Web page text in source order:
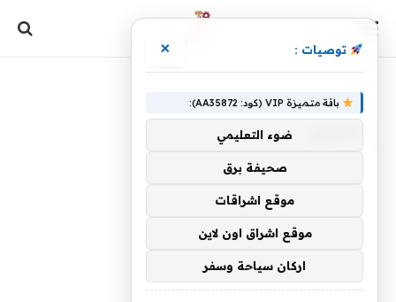
توصيات : ×
باقة متميزة VIP (كود: AA35872):
ضوء التعليمي
صحيفة برق
موقع اشراقات
موقع اشراق اون لاين
اركان سياحة وسفر